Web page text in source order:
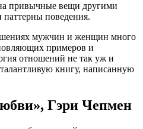
привычные вещи другими
паттерны поведения.
мужчин и женщин много
примеров и
отношений не так уж и
книгу, написанную
Гэри Чепмен